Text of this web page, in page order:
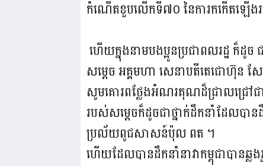
កំណើតខួបលើកទី៧០ នៃការកកើតឡើង
ហើយក្នុងនាមបងប្អូនប្រជាពលរដ្ឋ ក៏ដូ
សម្ដេច អគ្គមហា សេនាបតីតេជោហ៊ុន សែ
សូមគោរពថ្លែងអំណរគុណដ៏ជ្រាលជ្រៅ
របស់សម្ដេចក៏ដូចជាថ្នាក់ដឹកនាំដែលបាន
ប្រល័យពូជសាសន៍ប៉ុល ពត ។
ហើយដែលបានដឹកនាំនាវាកម្ពុជាបានឆ្ល